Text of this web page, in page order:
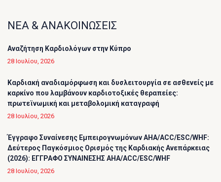
ΝΕΑ & ΑΝΑΚΟΙΝΩΣΕΙΣ
Αναζήτηση Καρδιολόγων στην Κύπρο
28 Ιουλίου, 2026
Καρδιακή αναδιαμόρφωση και δυσλειτουργία σε ασθενείς με
καρκίνο που λαμβάνουν καρδιοτοξικές θεραπείες:
πρωτεϊνωμική και μεταβολομική καταγραφή
28 Ιουλίου, 2026
Έγγραφο Συναίνεσης Εμπειρογνωμόνων AHA/ACC/ESC/WHF:
Δεύτερος Παγκόσμιος Ορισμός της Καρδιακής Ανεπάρκειας
(2026): ΕΓΓΡΑΦΟ ΣΥΝΑΙΝΕΣΗΣ AHA/ACC/ESC/WHF
28 Ιουλίου, 2026